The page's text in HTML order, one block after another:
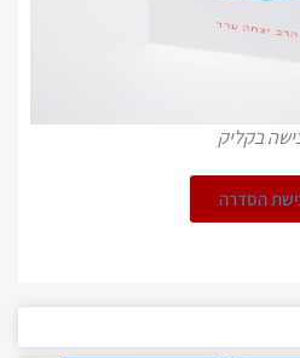
בקליק
הסדרה